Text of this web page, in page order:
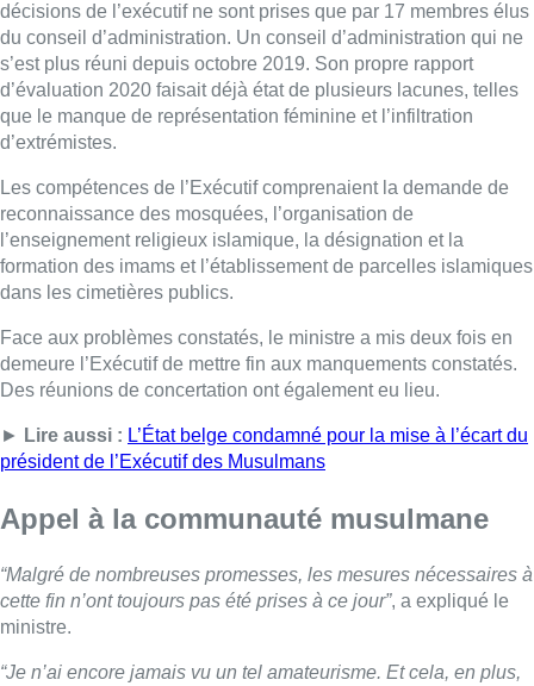
décisions de l’exécutif ne sont prises que par 17 membres élus
du conseil d’administration. Un conseil d’administration qui ne
s’est plus réuni depuis octobre 2019. Son propre rapport
d’évaluation 2020 faisait déjà état de plusieurs lacunes, telles
que le manque de représentation féminine et l’infiltration
d’extrémistes.
Les compétences de l’Exécutif comprenaient la demande de
reconnaissance des mosquées, l’organisation de
l’enseignement religieux islamique, la désignation et la
formation des imams et l’établissement de parcelles islamiques
dans les cimetières publics.
Face aux problèmes constatés, le ministre a mis deux fois en
demeure l’Exécutif de mettre fin aux manquements constatés.
Des réunions de concertation ont également eu lieu.
► Lire aussi : L’État belge condamné pour la mise à l’écart du
président de l’Exécutif des Musulmans
Appel à la communauté musulmane
“Malgré de nombreuses promesses, les mesures nécessaires à
cette fin n’ont toujours pas été prises à ce jour”, a expliqué le
ministre.
“Je n’ai encore jamais vu un tel amateurisme. Et cela, en plus,